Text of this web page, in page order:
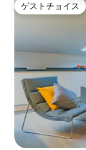
ゲストチョイス
ゲストチョイス